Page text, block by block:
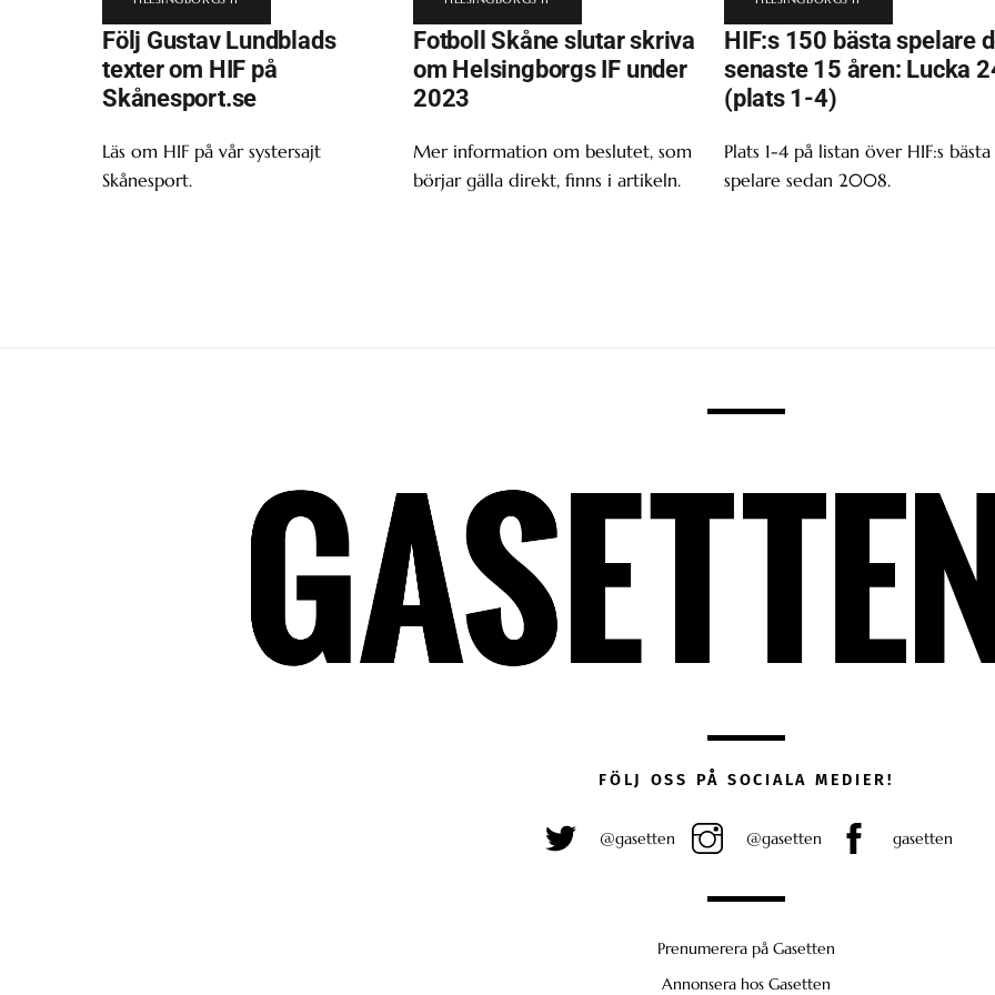
Följ Gustav Lundblads
texter om HIF på
Skånesport.se
Läs om HIF på vår systersajt
Skånesport.
Fotboll Skåne slutar skriva
om Helsingborgs IF under
2023
Mer information om beslutet, som
börjar gälla direkt, finns i artikeln.
HIF:s 150 bästa spelare
senaste 15 åren: Lucka
(plats 1-4)
Plats 1-4 på listan över HIF:s bästa
spelare sedan 2008.
FÖLJ OSS PÅ SOCIALA MEDIER!
@gasetten @gasetten gasetten
Prenumerera på Gasetten
Annonsera hos Gasetten